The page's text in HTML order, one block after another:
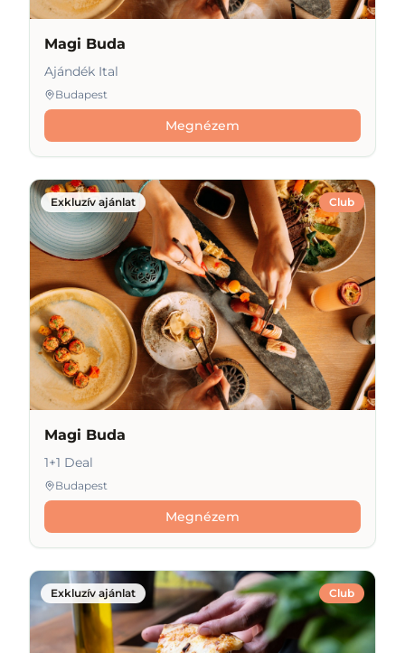
Magi Buda
Ajándék Ital
Budapest
Megnézem
Club
Exkluzív ajánlat
Magi Buda
1+1 Deal
Budapest
Megnézem
Club
Exkluzív ajánlat